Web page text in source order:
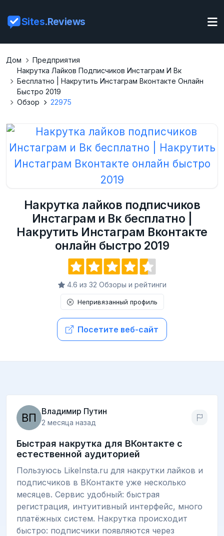
Sites.Reviews
Дом
Предприятия
Накрутка Лайков Подписчиков Инстаграм И Вк
Бесплатно | Накрутить Инстаграм Вконтакте Онлайн
Быстро 2019
Обзор
22975
Накрутка лайков подписчиков
Инстаграм и Вк бесплатно |
Накрутить Инстаграм Вконтакте
онлайн быстро 2019
4.6 из 32 Обзоры и рейтинги
Непривязанный профиль
Посетите веб-сайт
Владимир Путин
2 месяца назад
Быстрая накрутка для ВКонтакте с
естественной аудиторией
Пользуюсь LikeInsta.ru для накрутки лайков и
подписчиков в ВКонтакте уже несколько
месяцев. Сервис удобный: быстрая
регистрация, интуитивный интерфейс, много
платёжных систем. Накрутка происходит
быстро: подписчики появляются через